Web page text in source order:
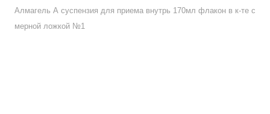
Алмагель А суспензия для приема внутрь 170мл флакон в к-те с
мерной ложкой №1